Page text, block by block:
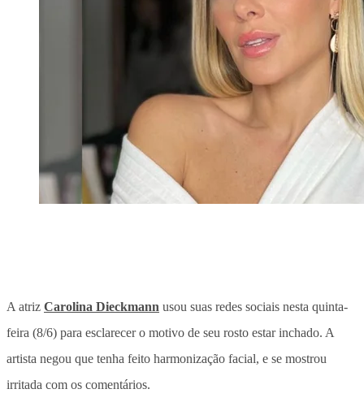
A atriz Carolina Dieckmann usou suas redes sociais nesta quinta-
feira (8/6) para esclarecer o motivo de seu rosto estar inchado. A
artista negou que tenha feito harmonização facial, e se mostrou
irritada com os comentários.